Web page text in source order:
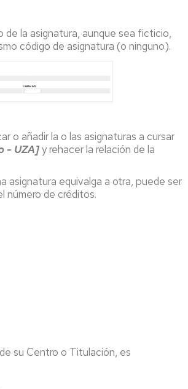
la asignatura, aunque sea ficticio,
código de asignatura (o ninguno).
o añadir la o las asignaturas a cursar
- UZA]y rehacer la relación de la
asignatura equivalga a otra, puede ser
número de créditos.
su Centro o Titulación, es